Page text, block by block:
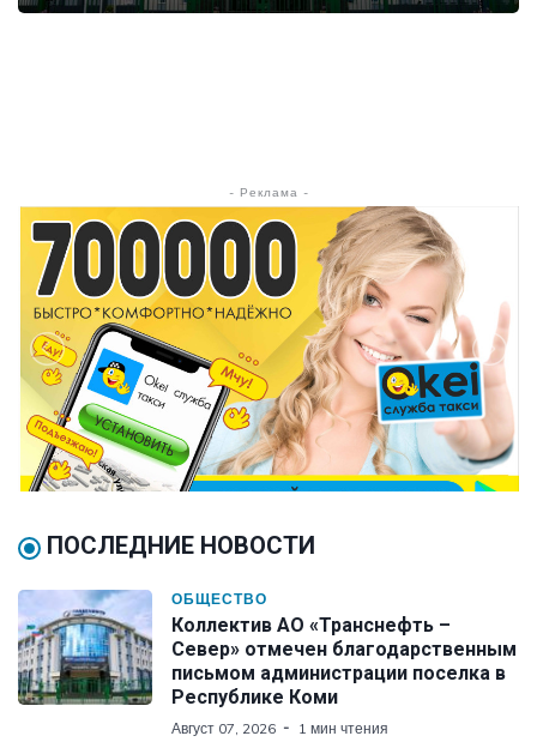
- Реклама -
ПОСЛЕДНИЕ НОВОСТИ
ОБЩЕСТВО
Коллектив АО «Транснефть –
Север» отмечен благодарственным
письмом администрации поселка в
Республике Коми
Август 07, 2026 1 мин чтения